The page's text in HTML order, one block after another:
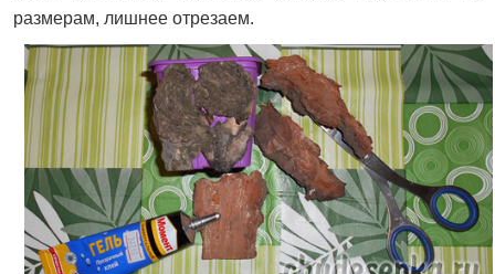
размерам, лишнее отрезаем.